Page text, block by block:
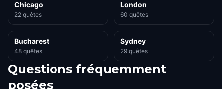
Chicago
22 quêtes
London
60 quêtes
Bucharest
48 quêtes
Sydney
29 quêtes
Questions fréquemment
posées